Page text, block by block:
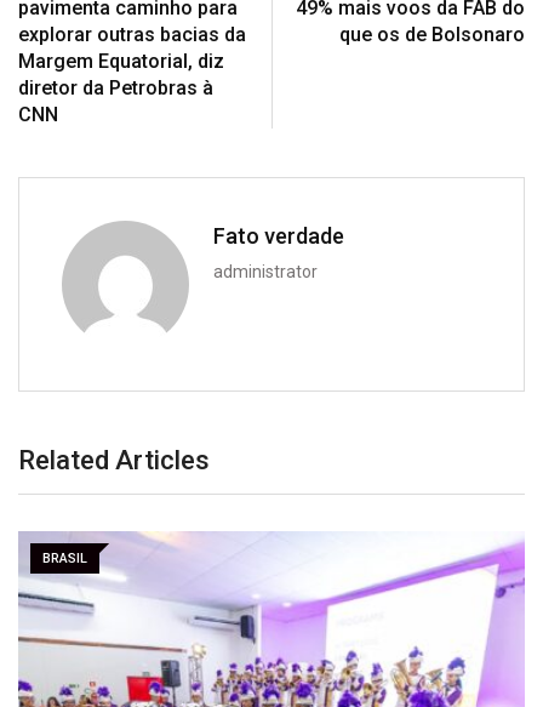
pavimenta caminho para
explorar outras bacias da
Margem Equatorial, diz
diretor da Petrobras à
CNN
49% mais voos da FAB do
que os de Bolsonaro
Fato verdade
administrator
Related Articles
BRASIL